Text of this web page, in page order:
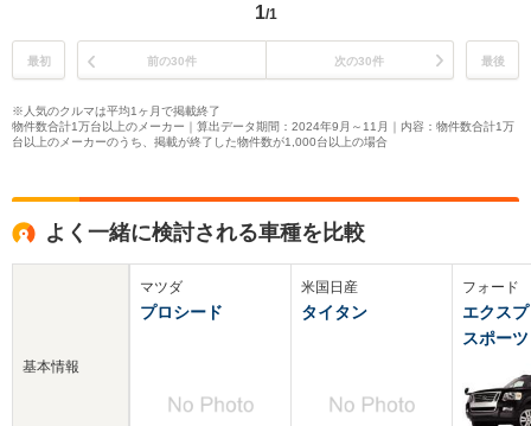
1/1
最初 前の30件 次の30件 最後
※人気のクルマは平均1ヶ月で掲載終了
物件数合計1万台以上のメーカー｜算出データ期間：2024年9月～11月｜内容：物件数合計1万
台以上のメーカーのうち、掲載が終了した物件数が1,000台以上の場合
よく一緒に検討される車種を比較
基本情報
マツダ
プロシード
米国日産
タイタン
フォード
エクス
スポー